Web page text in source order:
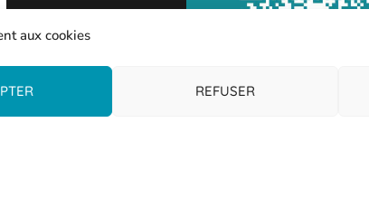
aux cookies
REFUSER